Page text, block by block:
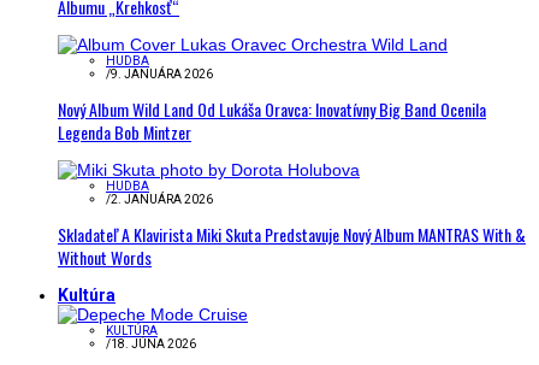
Albumu „Krehkosť“
HUDBA
/9. JANUÁRA 2026
Nový Album Wild Land Od Lukáša Oravca: Inovatívny Big Band Ocenila
Legenda Bob Mintzer
HUDBA
/2. JANUÁRA 2026
Skladateľ A Klavirista Miki Skuta Predstavuje Nový Album MANTRAS With &
Without Words
Kultúra
KULTÚRA
/18. JÚNA 2026